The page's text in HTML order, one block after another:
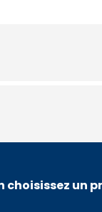
choisissez un